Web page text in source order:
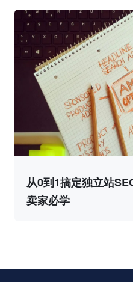
从0到1搞定独立站
卖家必学